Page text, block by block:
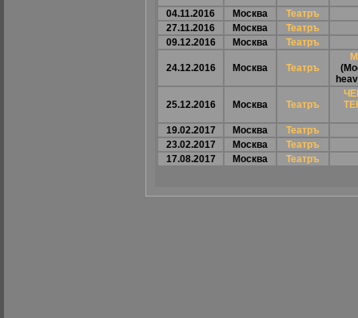
04.11.2016 Москва
Театръ
27.11.2016
Москва
Театръ
09.12.2016
Москва Театръ
24.12.2016 Москва Театръ
25.12.2016 Москва Театръ
19.02.2017 Москва
Театръ
23.02.2017
Москва
Театръ
17.08.2017
Москва Театръ